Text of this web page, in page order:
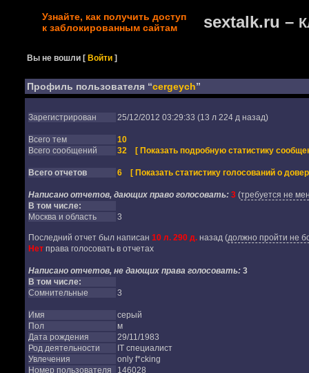
Узнайте, как получить доступ
к заблокированным сайтам
sextalk.ru –
Вы не вошли [Войти ]
Профиль пользователя “cergeych”
Зарегистрирован 25/12/2012 03:29:33 (13 л 224 д назад)
Всего тем
10
Всего сообщений
32 [ Показать подробную статистику
Всего отчетов 6 [ Показать статистику голосований о
Написано отчетов, дающих право голосовать: 3(требуется не
В том числе:
Москва и область
3
Последний отчет был написан 10 л. 290 д.назад(должно пройти не
Нетправа голосовать в отчетах
Написано отчетов, не дающих права голосовать: 3
В том числе:
Сомнительные
3
Имя
серый
Пол
м
Дата рождения
29/11/1983
Род деятельности
IT специалист
Увлечения
only f*cking
Номер пользователя
146028